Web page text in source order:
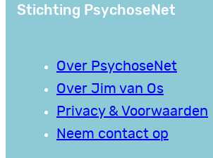
Stichting PsychoseNet
Over PsychoseNet
Over Jim van Os
Privacy & Voorwaarden
Neem contact op